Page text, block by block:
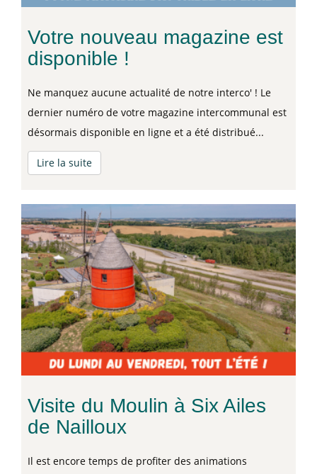
Votre nouveau magazine est
disponible !
Ne manquez aucune actualité de notre interco' ! Le
dernier numéro de votre magazine intercommunal est
désormais disponible en ligne et a été distribué...
Lire la suite
Visite du Moulin à Six Ailes
de Nailloux
Il est encore temps de profiter des animations